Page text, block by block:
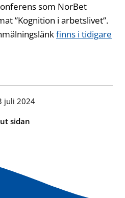
som NorBet
”Kognition i arbetslivet”.
finns i tidigare
juli 2024
sidan